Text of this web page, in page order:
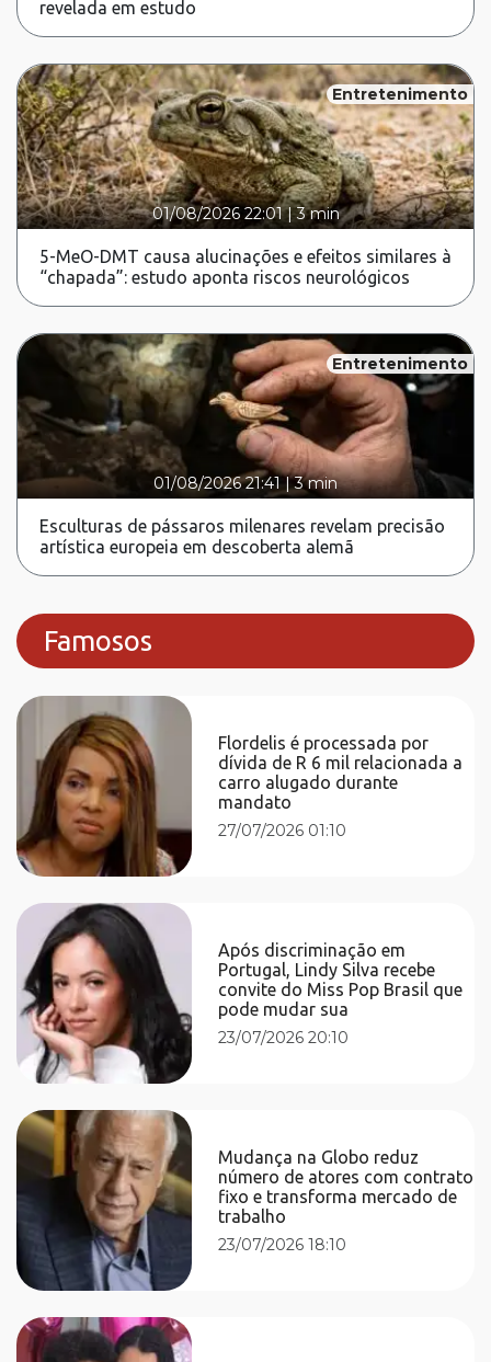
revelada em estudo
Entretenimento
01/08/2026 22:01|3 min
5-MeO-DMT causa alucinações e efeitos similares à
“chapada”: estudo aponta riscos neurológicos
Entretenimento
01/08/2026 21:41 |3 min
Esculturas de pássaros milenares revelam precisão
artística europeia em descoberta alemã
Famosos
Flordelis é processada por
dívida de R 6 mil relacionada a
carro alugado durante
mandato
27/07/2026 01:10
Após discriminação em
Portugal, Lindy Silva recebe
convite do Miss Pop Brasil que
pode mudar sua
23/07/2026 20:10
Mudança na Globo reduz
número de atores com contrato
fixo e transforma mercado de
trabalho
23/07/2026 18:10